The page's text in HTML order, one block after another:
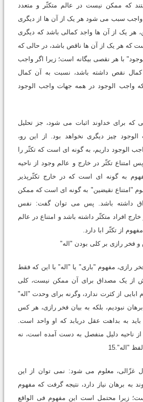
که ممکن نیست در عالم متکثّر و متعدد
واجب سبب می شود هر یک از آن ها از دیگری
هر یک از آن ها واجد کمالی باشد که دیگری
که هر یک از آن ها ناقص باشد، در حالی که
با هر نقصی بیگانه است؛ زیرا اگر واجب
نقص داشته باشد، نسبت به آن کمال
واجب الوجود در همه جهات واجب الوجود
که برای خداوند اثبات می شود، جز تحلیل
چیز دیگری نخواهد بود. از این رو،
الوجود داریم، به گونه ای است که تکثّر را
امتناع تکثّر در خارج و عالم وجود از ناحیه
به گونه ای است که در خارج تکثّرپذیر
"امتناع نقیضین" به گونه ای است که ممکن
داشته باشد. پس می توان گفت: نفس
افراد متکثّر داشته باشد و امتناع در عالم
از تکثّر ابا دارد.
رازی، مفهوم "باری" یا "اله" با این که فقط
از یک مصداق برای آن ممکن نیست، کلی
از کثرت ندارد، وگرنه برای وحدت "اله"
نبودیم، بلکه به بیان فخر رازی، هر کس
باید به بداهت عقل دریابد که او واحد است.
از ناحیه دلیل منفصل به دست آمده است، نه
"اله".15
غزّالی، معلوم می شود: نمی توان از این
به برهان نیاز دارد، نتیجه گرفت که مفهوم
زیرا محتمل است این مفهوم فی الواقع